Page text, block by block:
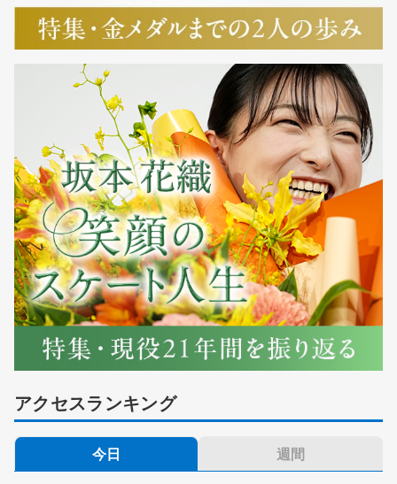
アクセスランキング
今日 週間